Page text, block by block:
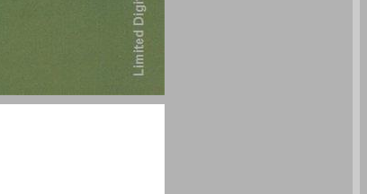
טרמינל 37 ... 2